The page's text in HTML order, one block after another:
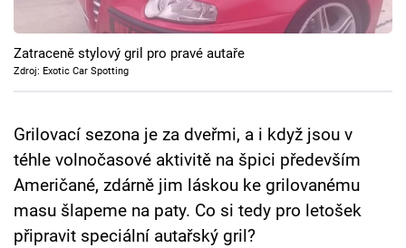
Cool Esport
Pořady
Sledujte prima+
Přihlášení
Zatraceně stylový gril pro pravé autaře
Zdroj: Exotic Car Spotting
Grilovací sezona je za dveřmi, a i když jsou v
téhle volnočasové aktivitě na špici především
Američané, zdárně jim láskou ke grilovanému
masu šlapeme na paty. Co si tedy pro letošek
připravit speciální autařský gril?